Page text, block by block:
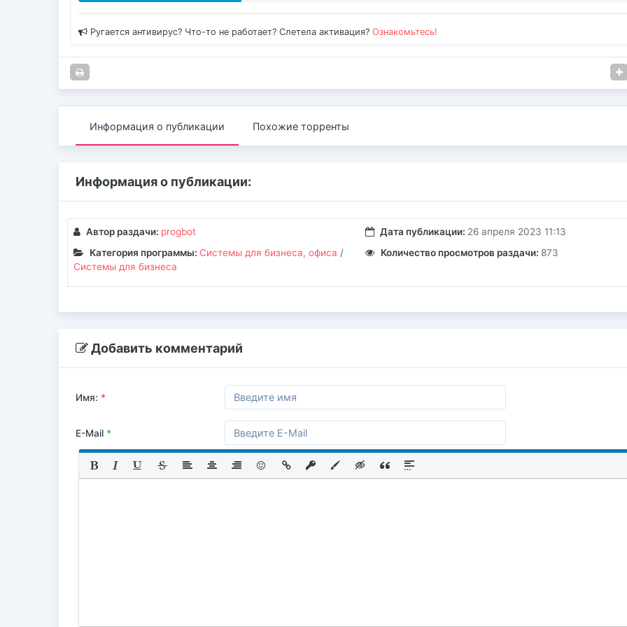
Ругается антивирус? Что-то не работает? Слетела активация?Ознакомьтесь!
Информация о публикации Похожие торренты
Информация о публикации:
Автор раздачи: progbot Дата публикации: 26 апреля 2023 11:13
Категория программы: Системы для бизнеса, офиса /
Системы для бизнеса
Количество просмотров раздачи: 873
Добавить комментарий
Имя: *
E-Mail *